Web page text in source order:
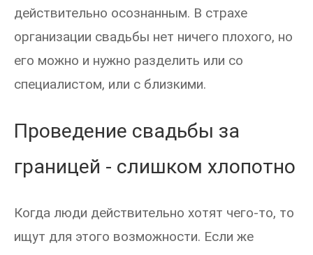
действительно осознанным. В страхе
организации свадьбы нет ничего плохого, но
его можно и нужно разделить или со
специалистом, или с близкими.
Проведение свадьбы за
границей - слишком хлопотно
Когда люди действительно хотят чего-то, то
ищут для этого возможности. Если же